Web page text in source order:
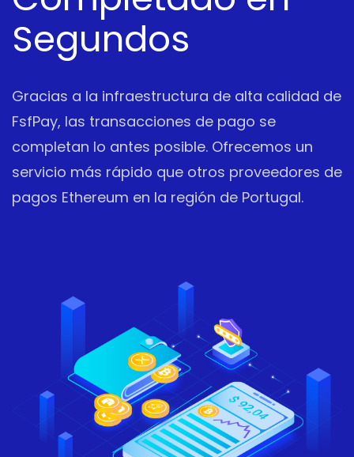
Segundos
Gracias a la infraestructura de alta calidad de
FsfPay, las transacciones de pago se
completan lo antes posible. Ofrecemos un
servicio más rápido que otros proveedores de
pagos Ethereum en la región de Portugal.